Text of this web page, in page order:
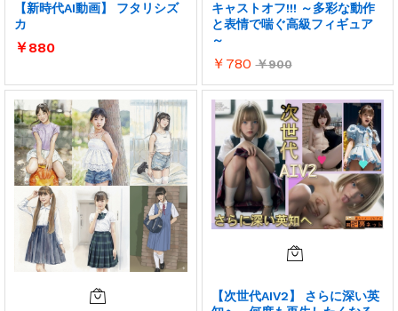
【新時代AI動画】 フタリシズ
カ
￥880
キャストオフ!!! ～多彩な動作
と表情で喘ぐ高級フィギュア
～
￥ 780 ￥900
【次世代AIV2】 さらに深い英